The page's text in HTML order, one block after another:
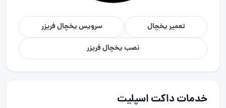
تعمیر یخچال
سرویس یخچال فریزر
نصب یخچال فریزر
خدمات داکت اسپلیت